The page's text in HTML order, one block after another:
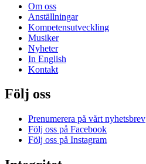
Om oss
Anställningar
Kompetensutveckling
Musiker
Nyheter
In English
Kontakt
Följ oss
Prenumerera på vårt nyhetsbrev
Följ oss på Facebook
Följ oss på Instagram